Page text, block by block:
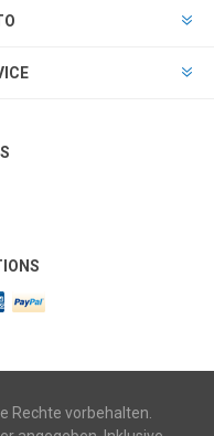
Rechte vorbehalten.